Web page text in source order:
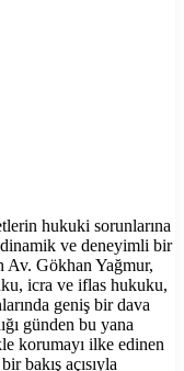
hukuki sorunlarına
ve deneyimli bir
Av. Gökhan Yağmur,
icra ve iflas hukuku,
geniş bir dava
günden bu yana
korumayı ilke edinen
bakış açısıyla